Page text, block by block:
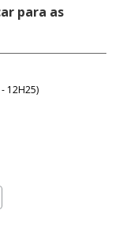
para as
12H25)